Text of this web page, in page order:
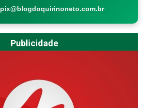
pix@blogdoquirinoneto.com.br
Publicidade